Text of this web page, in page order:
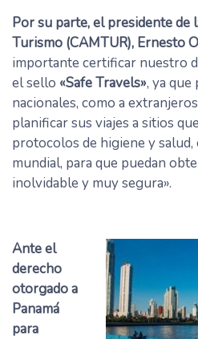
Por su parte, el presidente de
Turismo (CAMTUR), Ernesto
importante certificar nuestro
el sello «Safe Travels», ya
nacionales, como a
planificar sus viajes a sitios
protocolos de higiene y salud,
mundial, para que puedan
inolvidable y muy segura».
Ante el
derecho
otorgado a
Panamá
para